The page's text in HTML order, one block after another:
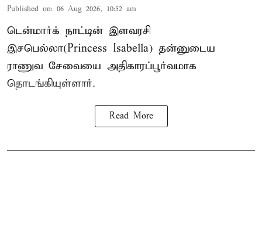
Published on: 06 Aug 2026, 10:52 am
டென்மார்க் நாட்டின் இளவரசி
இசபெல்லா(Princess Isabella) தன்னுடைய
ராணுவ சேவையை அதிகாரப்பூர்வமாக
தொடங்கியுள்ளார்.
Read More